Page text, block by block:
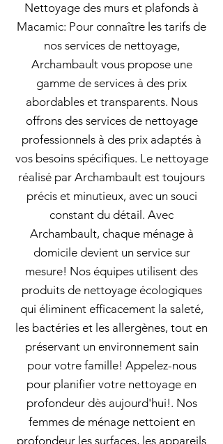
Nettoyage des murs et plafonds à
Macamic: Pour connaître les tarifs de
nos services de nettoyage,
Archambault vous propose une
gamme de services à des prix
abordables et transparents. Nous
offrons des services de nettoyage
professionnels à des prix adaptés à
vos besoins spécifiques. Le nettoyage
réalisé par Archambault est toujours
précis et minutieux, avec un souci
constant du détail. Avec
Archambault, chaque ménage à
domicile devient un service sur
mesure! Nos équipes utilisent des
produits de nettoyage écologiques
qui éliminent efficacement la saleté,
les bactéries et les allergènes, tout en
préservant un environnement sain
pour votre famille! Appelez-nous
pour planifier votre nettoyage en
profondeur dès aujourd'hui!. Nos
femmes de ménage nettoient en
profondeur les surfaces, les appareils